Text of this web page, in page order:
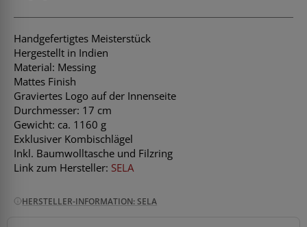
Handgefertigtes Meisterstück
Hergestellt in Indien
Material: Messing
Mattes Finish
Graviertes Logo auf der Innenseite
Durchmesser: 17 cm
Gewicht: ca. 1160 g
Exklusiver Kombischlägel
Inkl. Baumwolltasche und Filzring
Link zum Hersteller: SELA
HERSTELLER-INFORMATION: SELA